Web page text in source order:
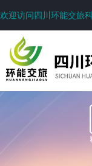
欢迎访问四川环能交旅